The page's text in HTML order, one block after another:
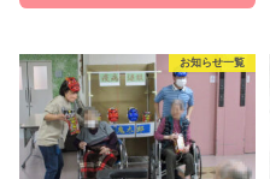
お知らせ一覧